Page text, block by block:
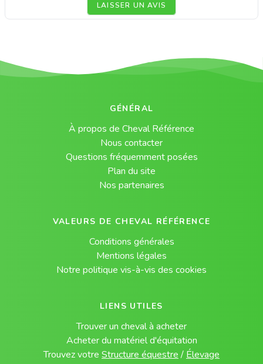
LAISSER UN AVIS
GÉNÉRAL
À propos de Cheval Référence
Nous contacter
Questions fréquemment posées
Plan du site
Nos partenaires
VALEURS DE CHEVAL RÉFÉRENCE
Conditions générales
Mentions légales
Notre politique vis-à-vis des cookies
LIENS UTILES
Trouver un cheval à acheter
Acheter du matériel d'équitation
Trouvez votre Structure équestre / Élevage